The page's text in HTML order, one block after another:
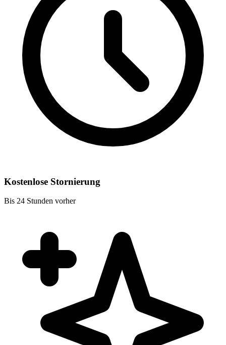
Kostenlose Stornierung
Bis 24 Stunden vorher